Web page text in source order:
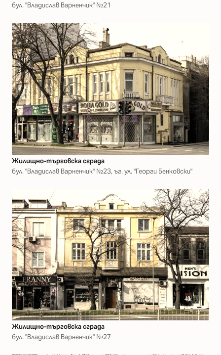
бул. "Владислав Варненчик" №21
Жилищно-търговска сграда
бул. "Владислав Варненчик" №23, ъг. ул. "Георги Бенковски"
Жилищно-търговска сграда
бул. "Владислав Варненчик" №27